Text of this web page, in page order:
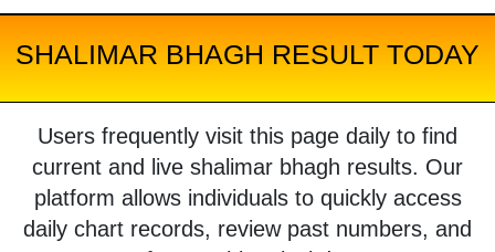
SHALIMAR BHAGH RESULT TODAY
Users frequently visit this page daily to find
current and live shalimar bhagh results. Our
platform allows individuals to quickly access
daily chart records, review past numbers, and